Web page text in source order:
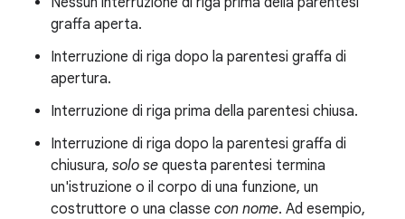
graffa aperta.
Interruzione di riga dopo la parentesi graffa di
apertura.
Interruzione di riga prima della parentesi chiusa.
Interruzione di riga dopo la parentesi graffa di
chiusura, solo se questa parentesi termina
un'istruzione o il corpo di una funzione, un
costruttore o una classe con nome. Ad esempio,